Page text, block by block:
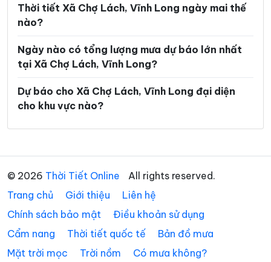
Xã Hưng Khánh Trung Xã Hưng Mỹ
Xã Hưng Nhượng
Xã Lộc Thuận Xã Long Hiệp
Xã Long Hồ Xã Long Hòa
Xã Long Hữu Xã Long Thành
Xã Lưu Nghiệp Anh Xã Mỏ Cày
Xã Mỹ Chánh Hòa Xã Mỹ Long
Xã Mỹ Thuận Xã Ngãi Tứ
Xã Ngũ Lạc Xã Nhị Long
Thời tiết Xã Chợ Lách, Vĩnh Long ngày mai thế
nào?
Ngày nào có tổng lượng mưa dự báo lớn nhất
tại Xã Chợ Lách, Vĩnh Long?
Dự báo cho Xã Chợ Lách, Vĩnh Long đại diện
cho khu vực nào?
© 2026 Thời Tiết Online
All rights reserved.
Trang chủ
Giới thiệu
Liên hệ
Chính sách bảo mật
Điều khoản sử dụng
Cẩm nang
Thời tiết quốc tế
Bản đồ mưa
Mặt trời mọc
Trời nồm Có mưa không?